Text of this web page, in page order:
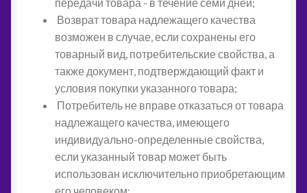
Возврат товара надлежащего качества
возможен в случае, если сохранены его
товарный вид, потребительские свойства, а
также документ, подтверждающий факт и
условия покупки указанного товара;
Потребитель не вправе отказаться от товара
надлежащего качества, имеющего
индивидуально-определенные свойства,
если указанный товар может быть
использован исключительно приобретающим